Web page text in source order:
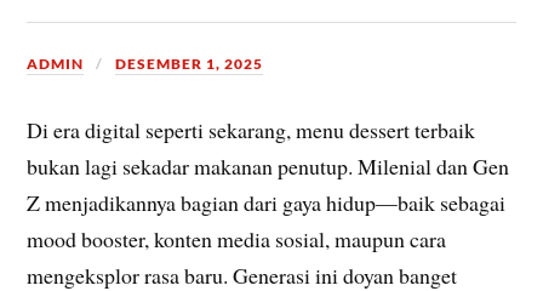
ADMIN DESEMBER 1, 2025
Di era digital seperti sekarang, menu dessert terbaik
bukan lagi sekadar makanan penutup. Milenial dan Gen
Z menjadikannya bagian dari gaya hidup—baik sebagai
mood booster, konten media sosial, maupun cara
mengeksplor rasa baru. Generasi ini doyan banget